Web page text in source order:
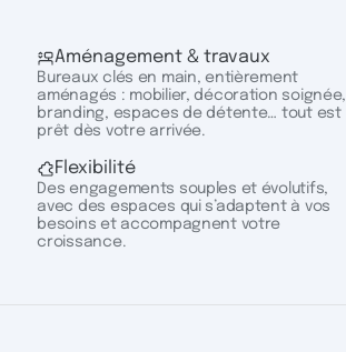
Aménagement & travaux
Bureaux clés en main, entièrement
aménagés : mobilier, décoration soignée,
branding, espaces de détente… tout est
prêt dès votre arrivée.
Flexibilité
Des engagements souples et évolutifs,
avec des espaces qui s’adaptent à vos
besoins et accompagnent votre
croissance.